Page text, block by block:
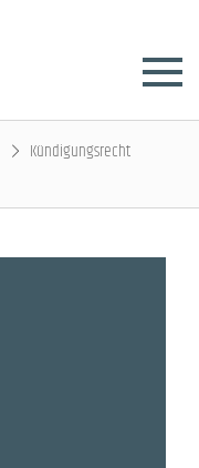
Kündigungsrecht